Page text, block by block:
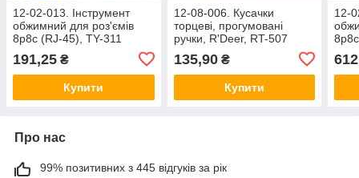
12-02-013. Інструмент
обжимний для роз'ємів
8р8с (RJ-45), TY-311
191,25 ₴
Купити
12-08-006. Кусачки
торцеві, прогумовані
ручки, R'Deer, RT-507
135,90₴
Купити
12-
612
Про нас
99% позитивних з 445 відгуків за рік